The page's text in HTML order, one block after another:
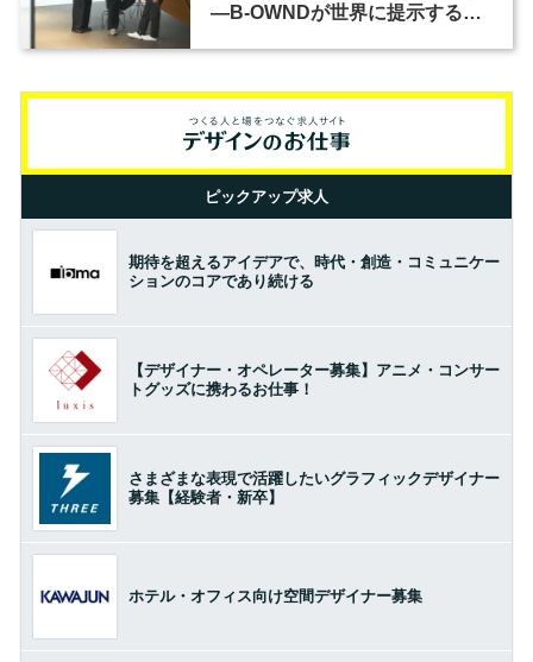
―B-OWNDが世界に提示する美
ピックアップ求人
期待を超えるアイデアで、時代・創造・コミュニケー
ションのコアであり続ける
【デザイナー・オペレーター募集】アニメ・コンサー
トグッズに携わるお仕事！
さまざまな表現で活躍したいグラフィックデザイナー
募集【経験者・新卒】
ホテル・オフィス向け空間デザイナー募集